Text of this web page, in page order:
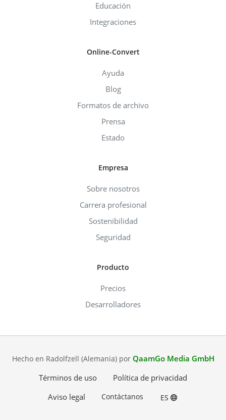
Educación
Integraciones
Online-Convert
Ayuda
Blog
Formatos de archivo
Prensa
Estado
Empresa
Sobre nosotros
Carrera profesional
Sostenibilidad
Seguridad
Producto
Precios
Desarrolladores
Hecho en Radolfzell (Alemania) por QaamGo Media GmbH
Términos de uso
Política de privacidad
Aviso legal
Contáctanos ES